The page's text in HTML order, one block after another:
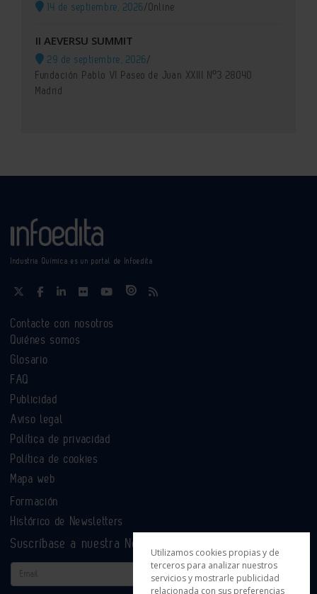
14 de septiembre, 2026/Online
II AEVERSU SUMMIT
29 de septiembre, 2026/
Fundación Pablo VI Paseo de Juan XXIII Nº3 28040
Madrid
Industria Química es un portal de Infoedita
Contacte con nosotros
Quiénes somos
Glosario
FAQ
Publicidad
Aviso legal
Política de privacidad
Política de cookies
Mapa web
Formación
Histórico de Newsletters
Suscríbase a nuestra Newsletter
Email
Utilizamos cookies propias y de
terceros para analizar nuestros
servicios y mostrarle publicidad
relacionada con sus preferencias